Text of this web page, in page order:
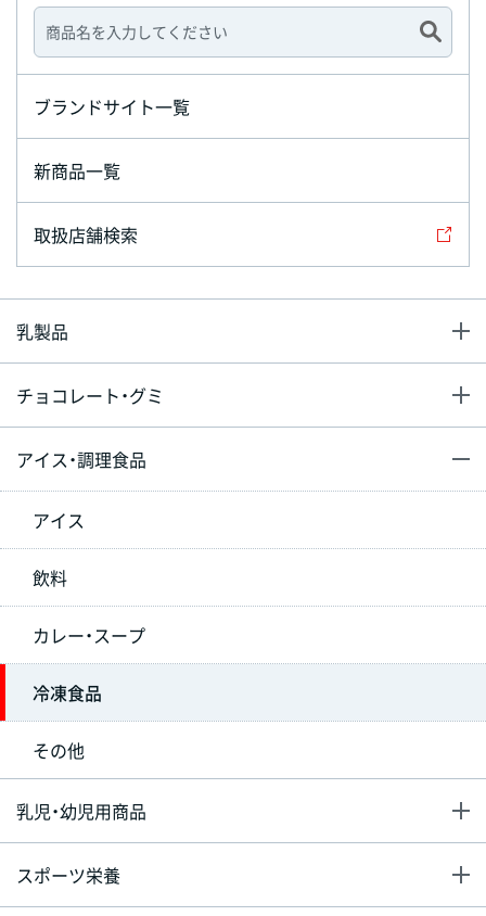
ブランドサイト一覧
新商品一覧
取扱店舗検索
乳製品
チョコレート・グミ
アイス・調理食品
アイス
飲料
カレー・スープ
冷凍食品
その他
乳児・幼児用商品
スポーツ栄養